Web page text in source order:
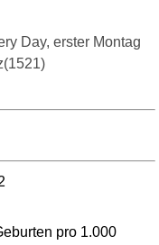
Day, erster Montag
pro 1.000